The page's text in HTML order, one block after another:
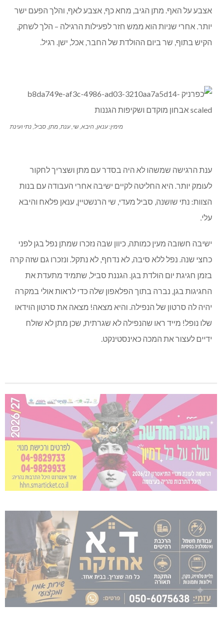
אצבע על האף. מתן הגיב, מחא כף, אצבע לאף, והלך הפעם ישר
יותר. אחרי שניות הוא ממש חזר לפעילות הרגילה – הלך לשחק,
הקיש בתוף, שר ביום ההולדת של החבר, אכל, ישן. רגיל.
מימין: ענאן, היבא, שי, ענת, מתן, סביל, נתי ועינת
ענת הרגישה שמשהו לא היה בסדר עם מתן ושצריך לחקור
לעומק יותר. היא החליטה לקיים ישיבה אחרי העבודה עם בנות
הצוות: נתי שושנה, סביל מעדי, שי הרנשטיין, ענאן פלאח והיבא
עלי.
ישיבה חשובה מעין כמותה, כיוון שבה נזכרו שמתן נפל בגן לפני
כחצי שנה. נפל ללא סיבה, לא נדחף, לא נתקל. ונזכרו גם שזה קרה
בזמן חגיגת יום הולדת בגן. הגננת סביל, שתמיד מתעדת את
החגיגות בגן, נברה בתוך הפלאפון שלה כדי לראות אולי במקרה
יהיה לה סרטון של הנפילה. והיא מצאה! מצאה את סרטון הוידאו
שלו נופל! מייד ראו שהנפילה לא שגרתית, שכן מתן לא שולח
ידיים לעצור את המכה כאינסטינקט.